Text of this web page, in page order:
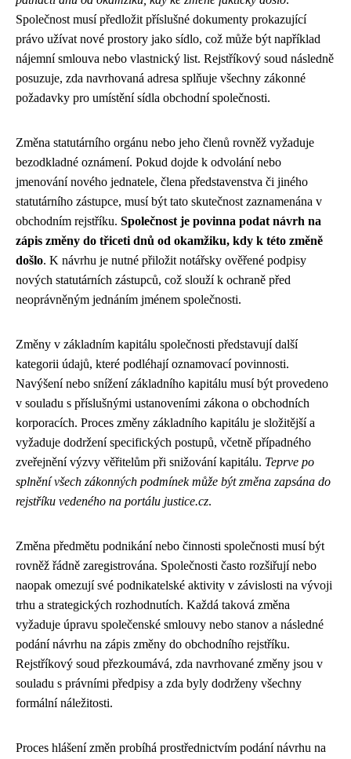
Společnost musí předložit příslušné dokumenty prokazující
právo užívat nové prostory jako sídlo, což může být například
nájemní smlouva nebo vlastnický list. Rejstříkový soud následně
posuzuje, zda navrhovaná adresa splňuje všechny zákonné
požadavky pro umístění sídla obchodní společnosti.
Změna statutárního orgánu nebo jeho členů rovněž vyžaduje
bezodkladné oznámení. Pokud dojde k odvolání nebo
jmenování nového jednatele, člena představenstva či jiného
statutárního zástupce, musí být tato skutečnost zaznamenána v
obchodním rejstříku. Společnost je povinna podat návrh na
zápis změny do třiceti dnů od okamžiku, kdy k této změně
došlo. K návrhu je nutné přiložit notářsky ověřené podpisy
nových statutárních zástupců, což slouží k ochraně před
neoprávněným jednáním jménem společnosti.
Změny v základním kapitálu společnosti představují další
kategorii údajů, které podléhají oznamovací povinnosti.
Navýšení nebo snížení základního kapitálu musí být provedeno
v souladu s příslušnými ustanoveními zákona o obchodních
korporacích. Proces změny základního kapitálu je složitější a
vyžaduje dodržení specifických postupů, včetně případného
zveřejnění výzvy věřitelům při snižování kapitálu. Teprve po
splnění všech zákonných podmínek může být změna zapsána do
rejstříku vedeného na portálu justice.cz.
Změna předmětu podnikání nebo činnosti společnosti musí být
rovněž řádně zaregistrována. Společnosti často rozšiřují nebo
naopak omezují své podnikatelské aktivity v závislosti na vývoji
trhu a strategických rozhodnutích. Každá taková změna
vyžaduje úpravu společenské smlouvy nebo stanov a následné
podání návrhu na zápis změny do obchodního rejstříku.
Rejstříkový soud přezkoumává, zda navrhované změny jsou v
souladu s právními předpisy a zda byly dodrženy všechny
formální náležitosti.
Proces hlášení změn probíhá prostřednictvím podání návrhu na